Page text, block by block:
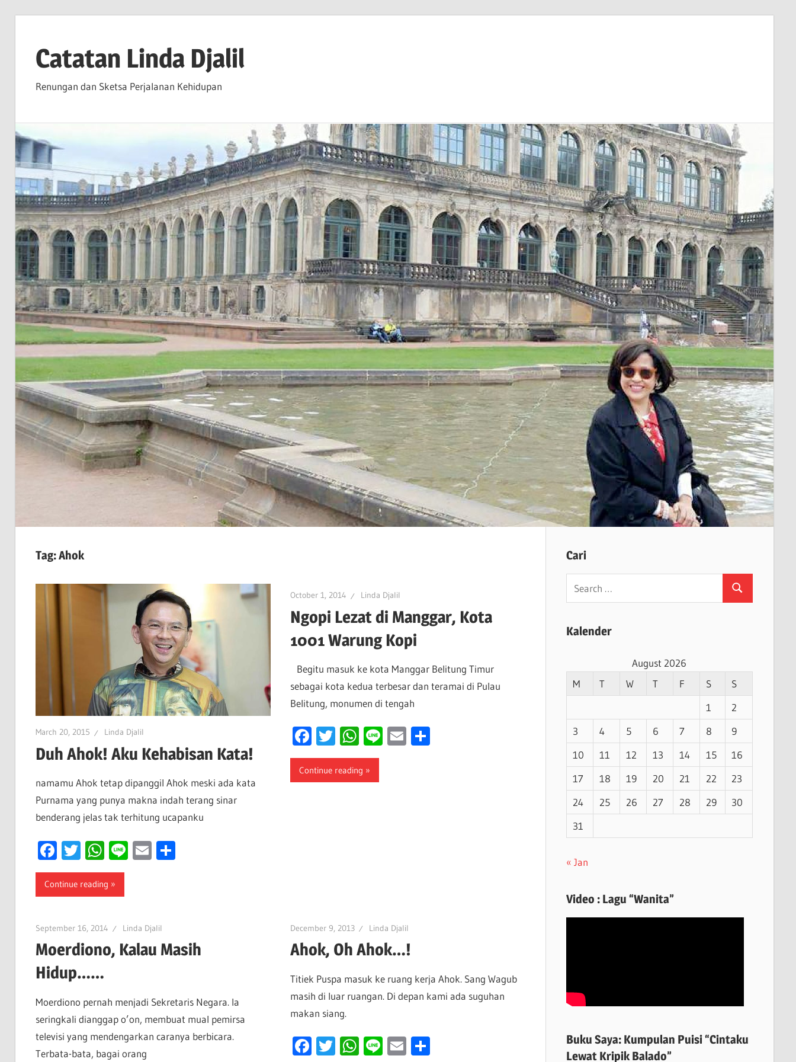
contentCatatan Linda Djalil
Renungan dan Sketsa Perjalanan Kehidupan
Tag:Ahok
March 20, 2015 Linda Djalil
Duh Ahok! Aku Kehabisan Kata!
namamu Ahok tetap dipanggil Ahok meski ada kata
Purnama yang punya makna indah terang sinar
benderang jelas tak terhitung ucapanku
Facebook
Twitter
WhatsApp
LineEmailShare
Continue reading
October 1, 2014 Linda Djalil
Ngopi Lezat di Manggar, Kota
1001 Warung Kopi
Begitu masuk ke kota Manggar Belitung Timur
sebagai kota kedua terbesar dan teramai di Pulau
Belitung, monumen di tengah
Facebook
Twitter
WhatsApp
LineEmailShare
Continue reading
September 16, 2014 Linda Djalil
Moerdiono, Kalau Masih
Hidup……
Moerdiono pernah menjadi Sekretaris Negara. Ia
seringkali dianggap o’on, membuat mual pemirsa
televisi yang mendengarkan caranya berbicara.
Terbata-bata, bagai orang
December 9, 2013 Linda Djalil
Ahok, Oh Ahok…!
Titiek Puspa masuk ke ruang kerja Ahok. Sang Wagub
masih di luar ruangan. Di depan kami ada suguhan
makan siang.
Facebook
Twitter
WhatsApp
LineEmailShare
Cari
Search
Kalender
August 2026
M
T W T F S
S
1
2
3
4 5 6 7 8
9
10
11 12 13 14 15
16
17
18 19 20 21 22
23
24
25 26 27 28 29
30
31
« Jan
Video : Lagu “Wanita”
Buku Saya: Kumpulan Puisi “Cintaku
Lewat Kripik Balado”